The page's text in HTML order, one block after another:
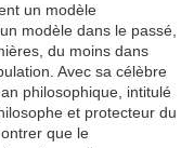
un modèle
modèle dans le passé,
du moins dans
Avec sa célèbre
philosophique, intitulé
et protecteur du
que le